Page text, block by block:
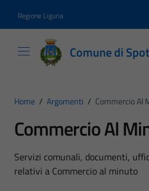
Regione Liguria
Comune di
Home / Argomenti / Commercio Al
Commercio Al
Dettagli
Servizi comunali, documenti,
relativi a Commercio al minuto